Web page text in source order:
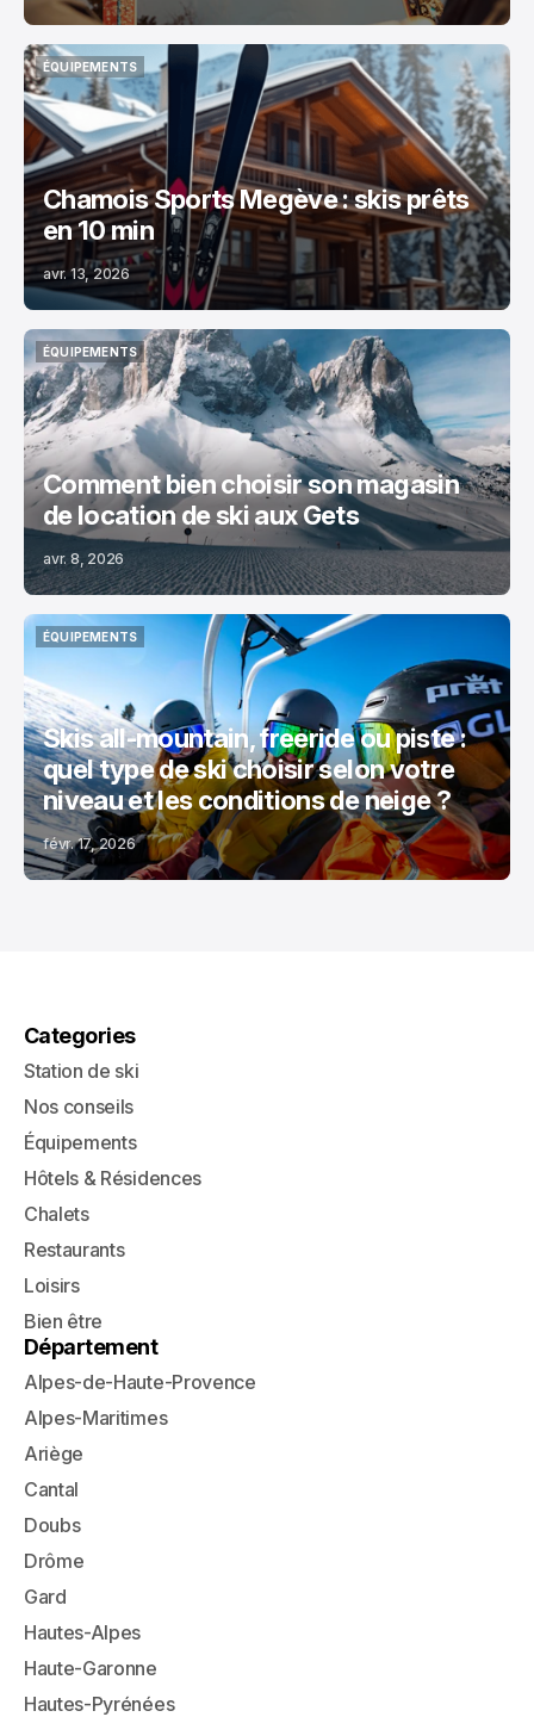
ÉQUIPEMENTS
ÉQUIPEMENTS
Chamois Sports Megève : skis prêts
en 10 min
avr. 13, 2026
ÉQUIPEMENTS
ÉQUIPEMENTS
Comment bien choisir son magasin
de location de ski aux Gets
avr. 8, 2026
ÉQUIPEMENTS
Skis all-mountain, freeride ou piste :
quel type de ski choisir selon votre
niveau et les conditions de neige ?
févr. 17, 2026
Categories
Station de ski
Nos conseils
Équipements
Hôtels & Résidences
Chalets
Restaurants
Loisirs
Bien être
Département
Alpes-de-Haute-Provence
Alpes-Maritimes
Ariège
Cantal
Doubs
Drôme
Gard
Hautes-Alpes
Haute-Garonne
Hautes-Pyrénées